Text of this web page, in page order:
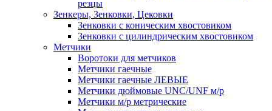
резцы
Зенкеры, Зенковки, Цековки
Зенковки с коническим хвостовиком
Зенковки с цилиндрическим хвостовиком
Метчики
Воротоки для метчиков
Метчики гаечные
Метчики гаечные ЛЕВЫЕ
Метчики дюймовые UNC/UNF м/р
Метчики м/р метрические